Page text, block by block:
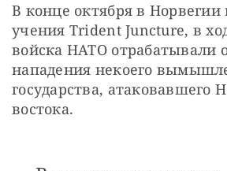
В конце октября в Норвегии
учения Trident Juncture, в
войска НАТО отрабатывали
нападения некоего
государства, атаковавшего
востока.